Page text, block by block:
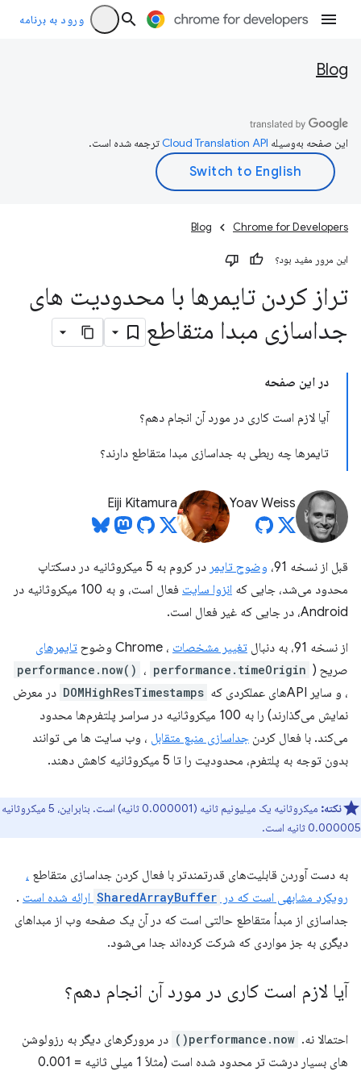
ورود به برنامه
Blog
این صفحه به‌وسیله ترجمه شده است.
Chrome for Developers
Blog
این مرور مفید بود؟
تراز کردن تایمرها با محدودیت های
جداسازی مبدا متقاطع
در این صفحه
آیا لازم است کاری در مورد آن انجام دهم؟
تایمرها چه ربطی به جداسازی مبدا متقاطع دارند؟
Yoav Weiss
Eiji Kitamura
قبل از نسخه 91، وضوح تایمر
در کروم به 5 میکروثانیه در دسکتاپ
محدود می‌شد، جایی که انزوا سایت
فعال است، و به 100 میکروثانیه در
Android، در جایی که غیر فعال است.
از نسخه 91، به دنبال تغییر مشخصات ، Chrome وضوح
تایمرهای
صریح (
performance.now() ، performance.timeOrigin
، و سایر APIهای عملکردی که DOMHighResTimestamps در معرض
نمایش می‌گذارند) را به 100 میکروثانیه در سراسر پلتفرم‌ها محدود
می‌کند. با فعال کردن جداسازی منبع متقابل ، وب سایت ها می توانند
بدون توجه به پلتفرم، محدودیت را تا 5 میکروثانیه کاهش دهند.
نکته:
میکروثانیه یک میلیونیم ثانیه (0.000001 ثانیه) است. بنابراین، 5 میکروثانیه
0.000005 ثانیه است.
به دست آوردن قابلیت‌های قدرتمندتر با فعال کردن جداسازی متقاطع ،
رویکرد مشابهی است که در SharedArrayBuffer ارائه شده است .
جداسازی از مبدأ متقاطع حالتی است که در آن یک صفحه وب از مبداهای
دیگری به جز مواردی که شرکت کرده‌اند جدا می‌شود.
آیا لازم است کاری در مورد آن انجام دهم؟
احتمالا نه. performance.now()
در مرورگرهای دیگر به رزولوشن
های بسیار درشت تر محدود شده است (مثلاً 1 میلی ثانیه = 0.001